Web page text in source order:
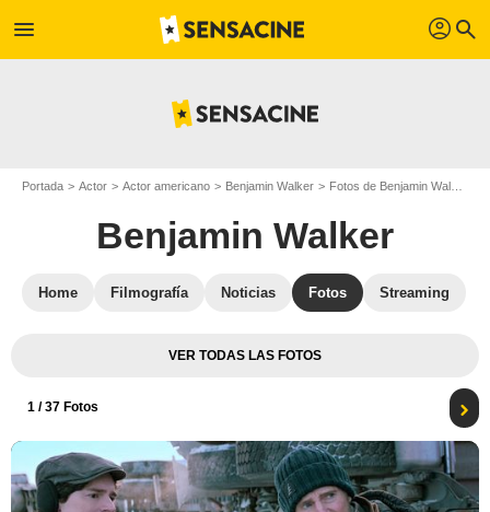
menu profil search
Portada Actor Actor americano Benjamin Walker Fotos de Benjamin Walker
Benjamin Walker
Home Filmografía Noticias Fotos Streaming
VER TODAS LAS FOTOS
1 / 37 Fotos